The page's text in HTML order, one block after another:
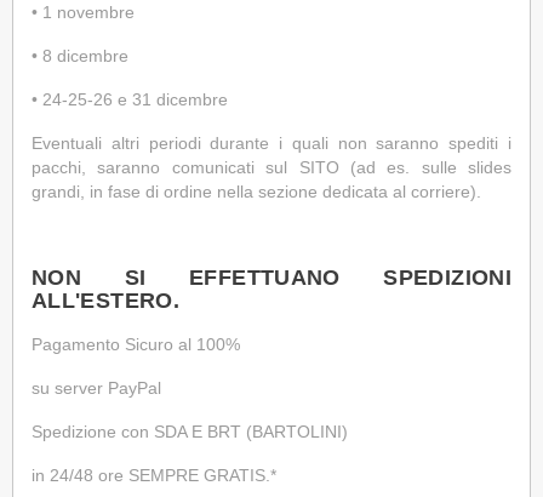
• 1 novembre
• 8 dicembre
• 24-25-26 e 31 dicembre
Eventuali altri periodi durante i quali non saranno spediti i
pacchi, saranno comunicati sul SITO (ad es. sulle slides
grandi, in fase di ordine nella sezione dedicata al corriere).
NON SI EFFETTUANO SPEDIZIONI
ALL'ESTERO.
Pagamento Sicuro al 100%
su server PayPal
Spedizione con SDA E BRT (BARTOLINI)
in 24/48 ore SEMPRE GRATIS.*